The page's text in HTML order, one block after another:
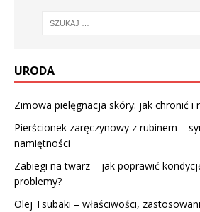
URODA
Zimowa pielęgnacja skóry: jak chronić i
Pierścionek zaręczynowy z rubinem –
namiętności
Zabiegi na twarz – jak poprawić
problemy?
Olej Tsubaki – właściwości,